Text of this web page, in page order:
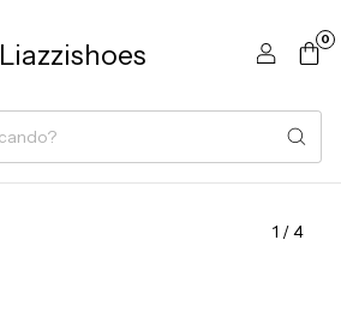
Liazzishoes 0
1 /4